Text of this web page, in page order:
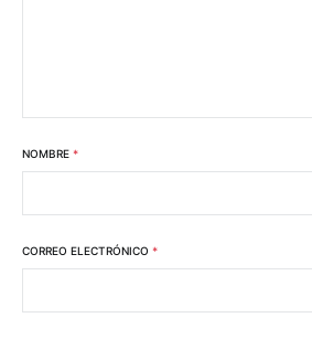
NOMBRE *
CORREO ELECTRÓNICO *